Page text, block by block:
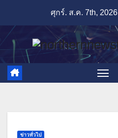
content
ศุกร์. ส.ค. 7th, 2026
ข่าวทั่วไป